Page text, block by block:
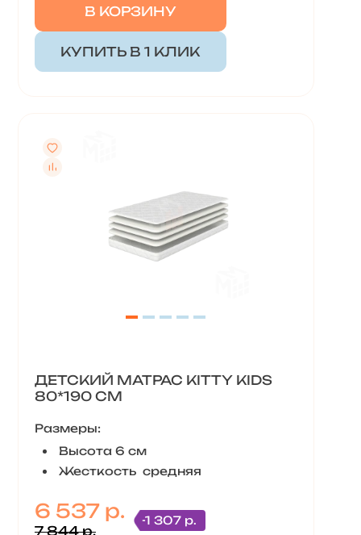
В КОРЗИНУ
КУПИТЬ В 1 КЛИК
ДЕТСКИЙ МАТРАС KITTY KIDS
80*190 СМ
Размеры:
Высота 6 см
Жесткость средняя
6 537 р.
7 844 р.
-1 307 р.